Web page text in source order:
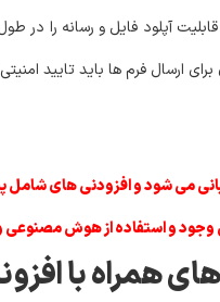
آپلود فایل و رسانه را در
ارسال فرم ها باید تایید
می شود و افزودنی های شامل
وجود و استفاده از هوش مصنوعی